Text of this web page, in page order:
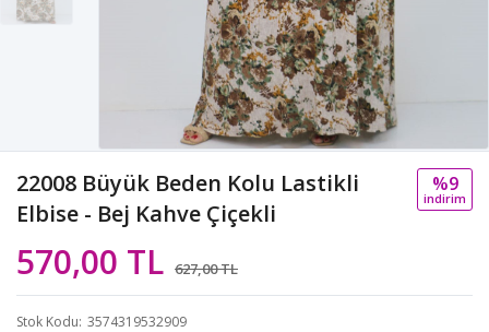
22008 Büyük Beden Kolu Lastikli
Elbise - Bej Kahve Çiçekli
570,00 TL 627,00 TL
%9
i̇ndi̇ri̇m
Stok Kodu 3574319532909